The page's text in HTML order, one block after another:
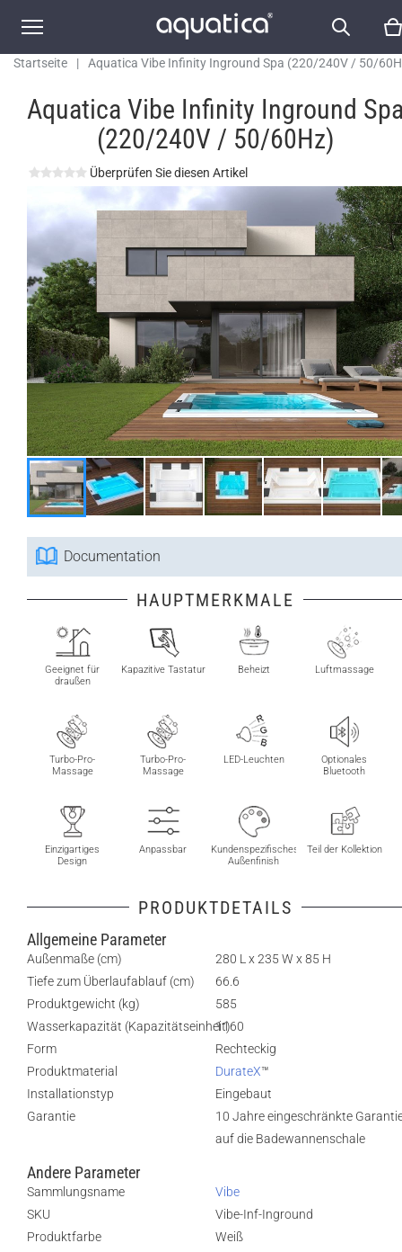
Startseite | Aquatica Vibe Infinity Inground Spa (220/240V / 50/
Aquatica Vibe Infinity Inground
(220/240V / 50/60Hz)
Überprüfen Sie diesen Artikel
Documentation
HAUPTMERKMALE
Geeignet für
draußen
Kapazitive Tastatur Beheizt Luftmassage
Turbo-Pro-
Massage
Turbo-Pro-
Massage
LED-Leuchten
Optionales
Bluetooth
Einzigartiges
Design
Anpassbar
Kundenspezifisches
Außenfinish
Teil der Kollektion
PRODUKTDETAILS
Allgemeine Parameter
Außenmaße (cm)
280 L x 235 W x 85 H
Tiefe zum Überlaufablauf (cm)
66.6
Produktgewicht (kg)
585
Wasserkapazität (Kapazitätseinheit)1160
Form
Rechteckig
Produktmaterial
DurateX™
Installationstyp
Eingebaut
Garantie
10 Jahre eingeschränkte
auf die Badewannenschale
Andere Parameter
Sammlungsname
Vibe
SKU
Vibe-Inf-Inground
Produktfarbe
Weiß